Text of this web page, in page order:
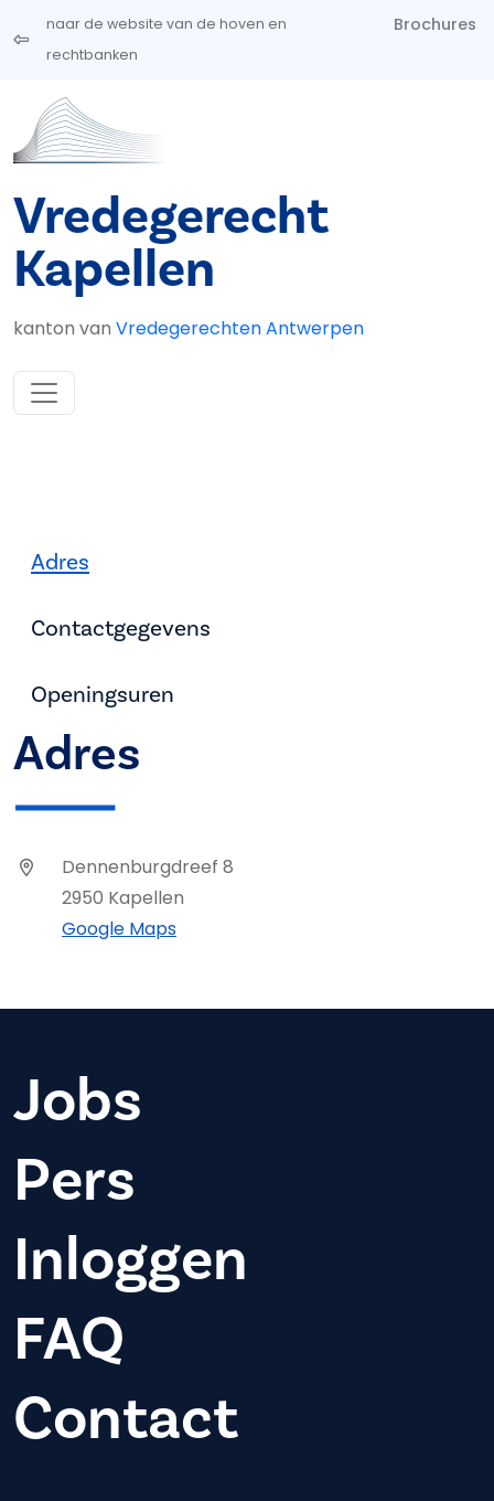
Overslaan en naar de inhoud gaan
naar de website van de hoven en
rechtbanken
Brochures
Vredegerecht
Kapellen
kanton van Vredegerechten Antwerpen
Adres
Contactgegevens
Openingsuren
Adres
Dennenburgdreef 8
2950 Kapellen
Google Maps
Jobs
Pers
Inloggen
FAQ
Contact